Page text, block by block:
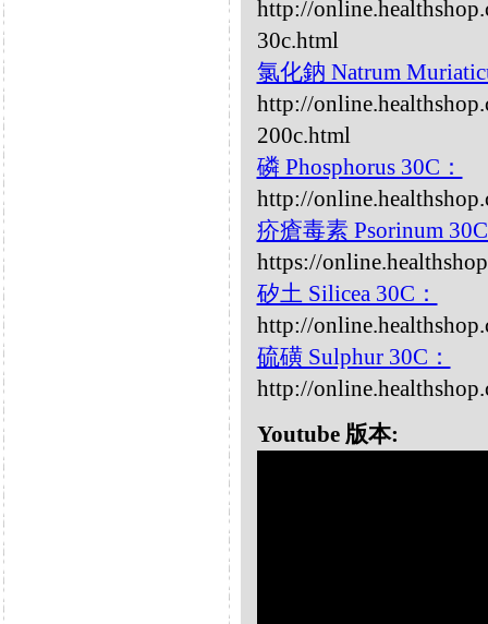
http://
30c.html
氯化鈉 Natrum
http://
200c.html
磷 Phosphorus 30C：
http://
疥瘡毒素 Psorinum
https://
矽土 Silicea 30C：
http://
硫磺 Sulphur 30C：
http://
Youtube 版本: